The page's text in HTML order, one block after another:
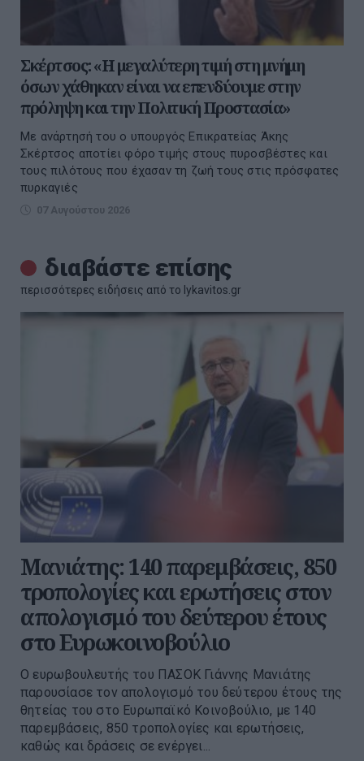
Σκέρτσος: «Η μεγαλύτερη τιμή στη μνήμη
όσων χάθηκαν είναι να επενδύουμε στην
πρόληψη και την Πολιτική Προστασία»
Με ανάρτησή του ο υπουργός Επικρατείας Άκης
Σκέρτσος αποτίει φόρο τιμής στους πυροσβέστες και
τους πιλότους που έχασαν τη ζωή τους στις πρόσφατες
πυρκαγιές
07 Αυγούστου 2026
διαβάστε επίσης
περισσότερες ειδήσεις από το lykavitos.gr
Μανιάτης: 140 παρεμβάσεις, 850
τροπολογίες και ερωτήσεις στον
απολογισμό του δεύτερου έτους
στο Ευρωκοινοβούλιο
Ο ευρωβουλευτής του ΠΑΣΟΚ Γιάννης Μανιάτης
παρουσίασε τον απολογισμό του δεύτερου έτους της
θητείας του στο Ευρωπαϊκό Κοινοβούλιο, με 140
παρεμβάσεις, 850 τροπολογίες και ερωτήσεις,
καθώς και δράσεις σε ενέργει...